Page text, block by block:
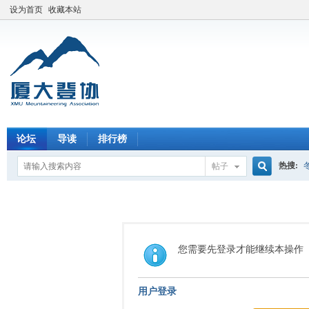
设为首页 收藏本站
论坛 导读 排行榜
帖子
索
热搜:
您需要先登录才能继续本操作
用户登录